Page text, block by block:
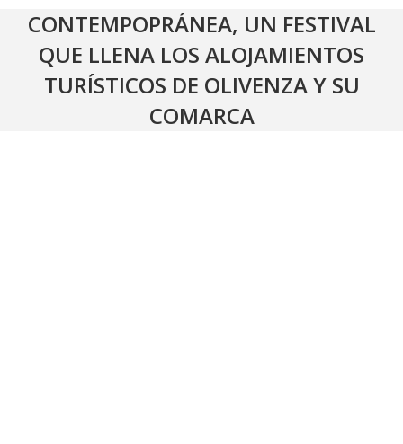
CONTEMPOPRÁNEA, UN FESTIVAL
QUE LLENA LOS ALOJAMIENTOS
TURÍSTICOS DE OLIVENZA Y SU
COMARCA